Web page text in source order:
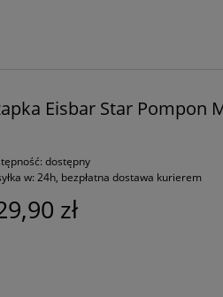
Eisbar Star Pompon
dostępny
w: 24h, bezpłatna dostawa kurierem
zł